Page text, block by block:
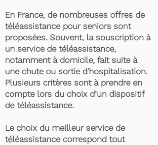
En France, de nombreuses offres de
téléassistance pour seniors sont
proposées. Souvent, la souscription à
un service de téléassistance,
notamment à domicile, fait suite à
une chute ou sortie d'hospitalisation.
Plusieurs critères sont à prendre en
compte lors du choix d’un dispositif
de téléassistance.
Le choix du meilleur service de
téléassistance correspond tout